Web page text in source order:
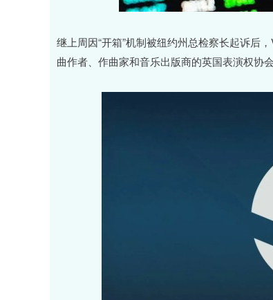
继上周因“开箱”机制被纽约州总检察长起诉后
曲作者、作曲家和音乐出版商的英国表演权协会